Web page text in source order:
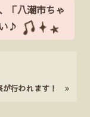
「八潮市ちゃ
♪
行われます！